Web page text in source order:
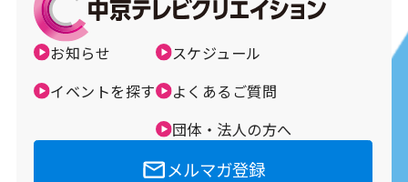
メルマガ登録
お知らせ
イベントを探す
スケジュール
よくあるご質問
団体・法人の方へ
メルマガ登録